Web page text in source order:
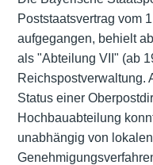
Poststaatsvertrag vom
aufgegangen, behielt
als "Abteilung VII" (ab
Reichspostverwaltung.
Status einer
Hochbauabteilung
unabhängig von